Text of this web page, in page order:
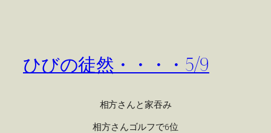
ひびの徒然・・・・5/9
相方さんと家吞み
相方さんゴルフで6位